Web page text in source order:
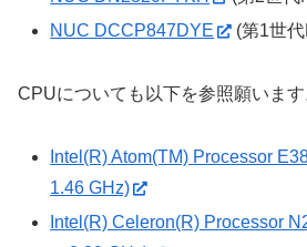
NUC DCCP847DYE
(第1世
CPUについても以下を参照願います
Intel(R) Atom(TM) Processor
1.46 GHz)
Intel(R) Celeron(R) Processor